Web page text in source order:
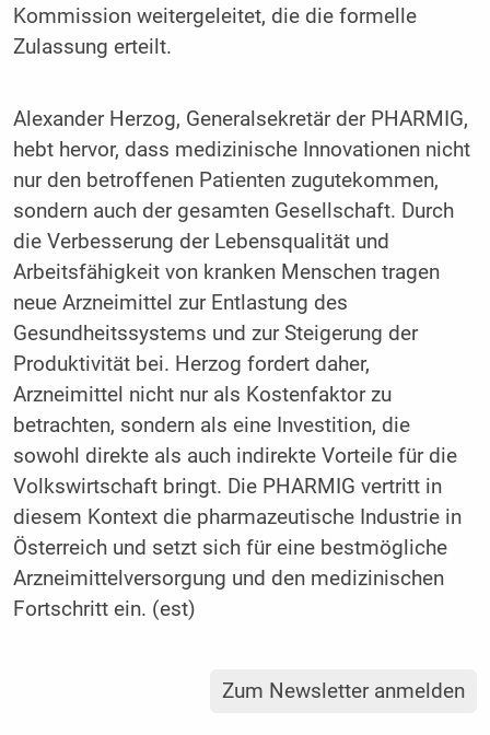
Kommission weitergeleitet, die die formelle
Zulassung erteilt.
Alexander Herzog, Generalsekretär der PHARMIG,
hebt hervor, dass medizinische Innovationen nicht
nur den betroffenen Patienten zugutekommen,
sondern auch der gesamten Gesellschaft. Durch
die Verbesserung der Lebensqualität und
Arbeitsfähigkeit von kranken Menschen tragen
neue Arzneimittel zur Entlastung des
Gesundheitssystems und zur Steigerung der
Produktivität bei. Herzog fordert daher,
Arzneimittel nicht nur als Kostenfaktor zu
betrachten, sondern als eine Investition, die
sowohl direkte als auch indirekte Vorteile für die
Volkswirtschaft bringt. Die PHARMIG vertritt in
diesem Kontext die pharmazeutische Industrie in
Österreich und setzt sich für eine bestmögliche
Arzneimittelversorgung und den medizinischen
Fortschritt ein. (est)
Zum Newsletter anmelden